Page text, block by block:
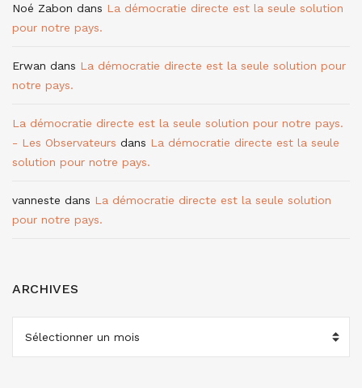
Noé Zabon dans La démocratie directe est la seule solution
pour notre pays.
Erwan dans La démocratie directe est la seule solution pour
notre pays.
La démocratie directe est la seule solution pour notre pays.
- Les Observateurs dans La démocratie directe est la seule
solution pour notre pays.
vanneste dans La démocratie directe est la seule solution
pour notre pays.
ARCHIVES
ARCHIVES